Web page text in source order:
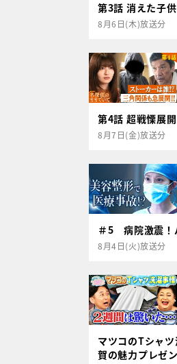
第3話 消えた子
8月6日(木)放送分
第4話 超戦慄展開
8月7日(金)放送分
＃5 病院激震！
8月4日(火)放送分
マツコのTシャ
賀の魅力プレゼ